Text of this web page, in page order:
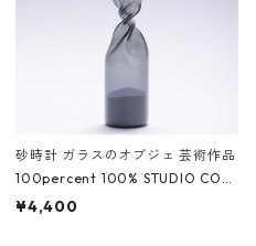
砂時計 ガラスのオブジェ 芸術作品
100percent 100% STUDIO COH
AKU Timeless 100パーセント ス
¥4,400